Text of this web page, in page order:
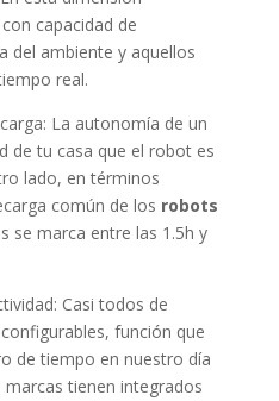
capacidad de
del ambiente y aquellos
real.
La autonomía de un
de tu casa que el robot es
lado, en términos
común de los robots
se marca entre las 1.5h y
Casi todos de
función que
de tiempo en nuestro día
tienen integrados